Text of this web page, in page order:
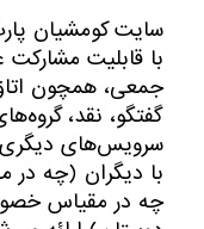
سایت کومشیان
با قابلیت
جمعی، همچون اتاق
گفتگو، نقد،
سرویس‏‌های دیگری
با دیگران (چه در
چه در مقیاس